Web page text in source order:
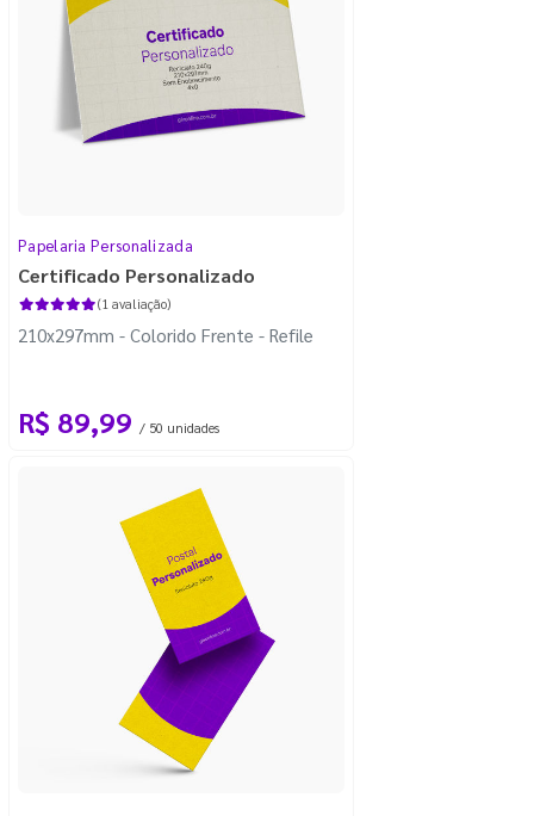
Papelaria Personalizada
Certificado Personalizado
(1 avaliação)
210x297mm - Colorido Frente - Refile
R$ 89,99 / 50 unidades